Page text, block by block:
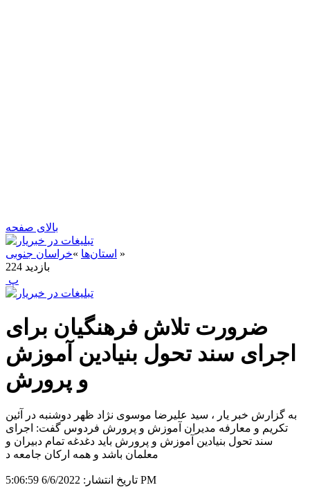
بالای صفحه
استان‌ها »خراسان جنوبی
»
224 بازدید
‍ پ
ضرورت تلاش فرهنگیان برای
اجرای سند تحول بنیادین آموزش
و پرورش
به گزارش خبر یار ، سید علیرضا موسوی نژاد ظهر دوشنبه در آئین
تکریم و معارفه مدیران آموزش و پرورش فردوس گفت: اجرای
سند تحول بنیادین آموزش و پرورش باید دغدغه تمام دبیران و
معلمان باشد و همه ارکان جامعه د
تاریخ انتشار: 6/6/2022 5:06:59 PM